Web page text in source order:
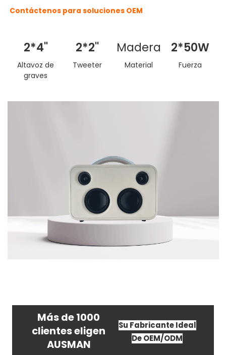
Contáctenos para soluciones OEM
2*4"
Altavoz de
graves
2*2''
Tweeter
Madera
Material
2*50W
Fuerza
Más de 1000
clientes eligen
AUSMAN
Su Fabricante Ideal
De OEM/ODM